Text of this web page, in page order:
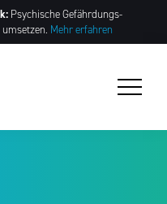
Psychische Gefährdungs­
Mehr erfahren